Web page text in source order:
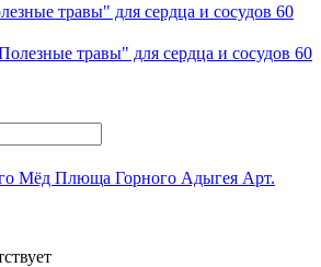
травы" для сердца и сосудов 60
Мёд Плюща Горного Адыгея Арт.